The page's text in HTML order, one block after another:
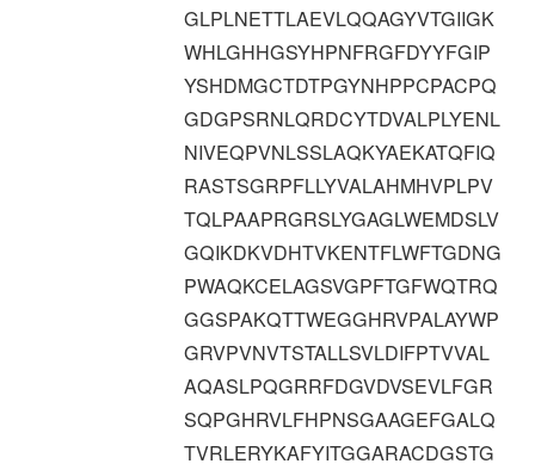
GLPLNETTLAEVLQQAGYVTGIIGK
WHLGHHGSYHPNFRGFDYYFGIP
YSHDMGCTDTPGYNHPPCPACPQ
GDGPSRNLQRDCYTDVALPLYENL
NIVEQPVNLSSLAQKYAEKATQFIQ
RASTSGRPFLLYVALAHMHVPLPV
TQLPAAPRGRSLYGAGLWEMDSLV
GQIKDKVDHTVKENTFLWFTGDNG
PWAQKCELAGSVGPFTGFWQTRQ
GGSPAKQTTWEGGHRVPALAYWP
GRVPVNVTSTALLSVLDIFPTVVAL
AQASLPQGRRFDGVDVSEVLFGR
SQPGHRVLFHPNSGAAGEFGALQ
TVRLERYKAFYITGGARACDGSTG